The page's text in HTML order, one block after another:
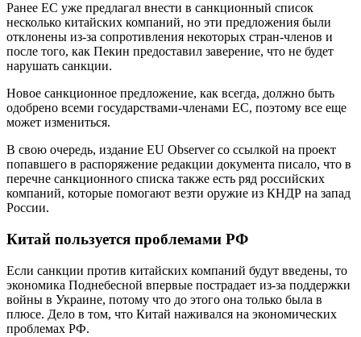
Ранее ЕС уже предлагал внести в санкционный список
несколько китайских компаний, но эти предложения были
отклонены из-за сопротивления некоторых стран-членов и
после того, как Пекин предоставил заверение, что не будет
нарушать санкции.
Новое санкционное предложение, как всегда, должно быть
одобрено всеми государствами-членами ЕС, поэтому все еще
может измениться.
В свою очередь, издание EU Observer со ссылкой на проект
попавшего в распоряжение редакции документа писало, что в
перечне санкционного списка также есть ряд российских
компаний, которые помогают везти оружие из КНДР на запад
России.
Китай пользуется проблемами РФ
Если санкции против китайских компаний будут введены, то
экономика Поднебесной впервые пострадает из-за поддержки
войны в Украине, потому что до этого она только была в
плюсе. Дело в том, что Китай наживался на экономических
проблемах РФ.